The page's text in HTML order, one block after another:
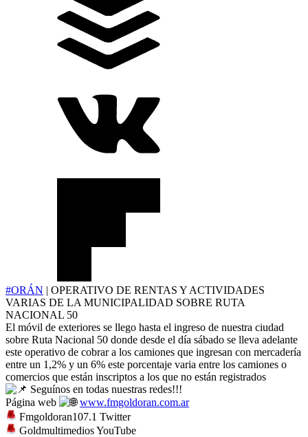
#ORÁN | OPERATIVO DE RENTAS Y ACTIVIDADES
VARIAS DE LA MUNICIPALIDAD SOBRE RUTA
NACIONAL 50
El móvil de exteriores se llego hasta el ingreso de nuestra ciudad
sobre Ruta Nacional 50 donde desde el día sábado se lleva adelante
este operativo de cobrar a los camiones que ingresan con mercadería
entre un 1,2% y un 6% este porcentaje varia entre los camiones o
comercios que están inscriptos a los que no están registrados
Seguínos en todas nuestras redes!!!
Página web
www.fmgoldoran.com.ar
Fmgoldoran107.1 Twitter
Goldmultimedios YouTube